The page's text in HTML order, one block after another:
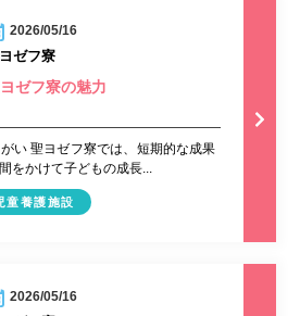
2026/05/16
ゼフ寮
ゼフ寮の魅力
い 聖ヨゼフ寮では、短期的な成果
をかけて子どもの成長...
童養護施設
2026/05/16